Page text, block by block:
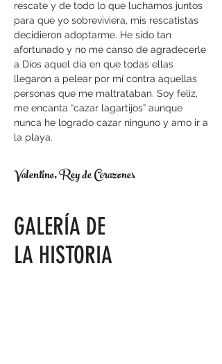
rescate y de todo lo que luchamos juntos
para que yo sobreviviera, mis rescatistas
decidieron adoptarme. He sido tan
afortunado y no me canso de agradecerle
a Dios aquel día en que todas ellas
llegaron a pelear por mí contra aquellas
personas que me maltrataban. Soy feliz,
me encanta “cazar lagartijos” aunque
nunca he logrado cazar ninguno y amo ir a
la playa.
Valentino, Rey de Corazones
GALERÍA DE
LA HISTORIA